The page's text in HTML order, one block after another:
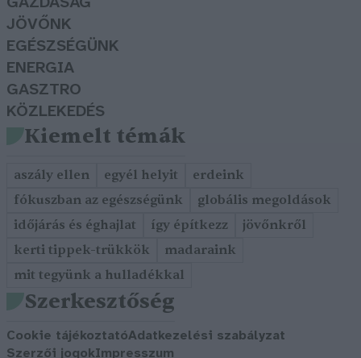
JÖVŐNK
EGÉSZSÉGÜNK
ENERGIA
GASZTRO
KÖZLEKEDÉS
Kiemelt témák
aszály ellen egyél helyit
erdeink
fókuszban az egészségünk
globális megoldások
időjárás és éghajlat
így építkezz
jövőnkről
kerti tippek-trükkök
madaraink
mit tegyünk a hulladékkal
Szerkesztőség
Cookie tájékoztatóAdatkezelési szabályzat
Szerzői jogokImpresszum